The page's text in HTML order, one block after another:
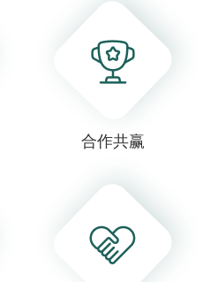
合作共赢